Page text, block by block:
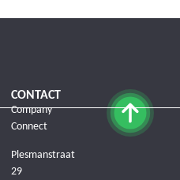
CONTACT
Company
Connect
Plesmanstraat
29